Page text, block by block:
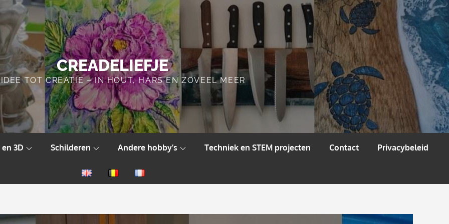
CREADELIEFJE
TOT CREATIE – IN HOUT, HARS EN ZOVEEL MEER
en 3D Schilderen Andere hobby’s Techniek en STEM projecten Contact Privacybeleid
EnglishNederlandsFrançais